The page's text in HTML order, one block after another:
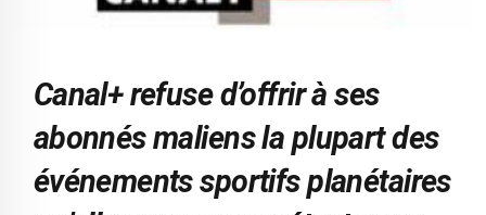
Canal+ refuse d’offrir à ses
abonnés maliens la plupart des
événements sportifs planétaires